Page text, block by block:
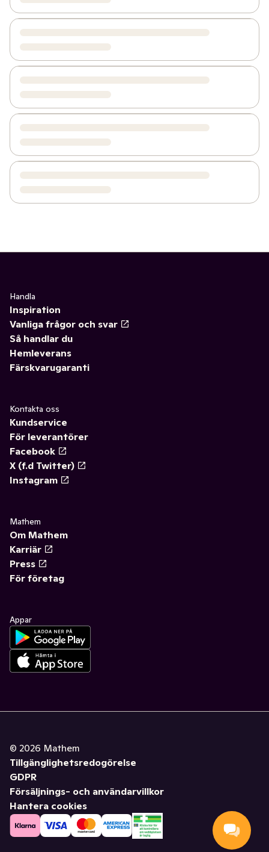
Handla
Inspiration
Vanliga frågor och svar
Så handlar du
Hemleverans
Färskvarugaranti
Kontakta oss
Kundservice
För leverantörer
Facebook
X (f.d Twitter)
Instagram
Mathem
Om Mathem
Karriär
Press
För företag
Appar
© 2026 Mathem
Tillgänglighetsredogörelse
GDPR
Försäljnings- och användarvillkor
Hantera cookies